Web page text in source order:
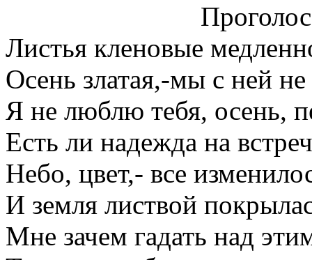
Листья кленовые
Осень златая,-мы с ней
Я не люблю тебя, осень,
Есть ли надежда на
Небо, цвет,- все
И земля листвой
Мне зачем гадать над